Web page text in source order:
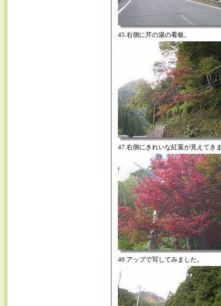
45.右側に芹の湯の看板。
47.右側にきれいな紅葉が見えてき
49.アップで写してみました。